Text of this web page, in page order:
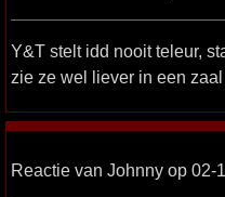
Y&T stelt idd nooit teleur,
zie ze wel liever in een
Reactie van Johnny op 02-